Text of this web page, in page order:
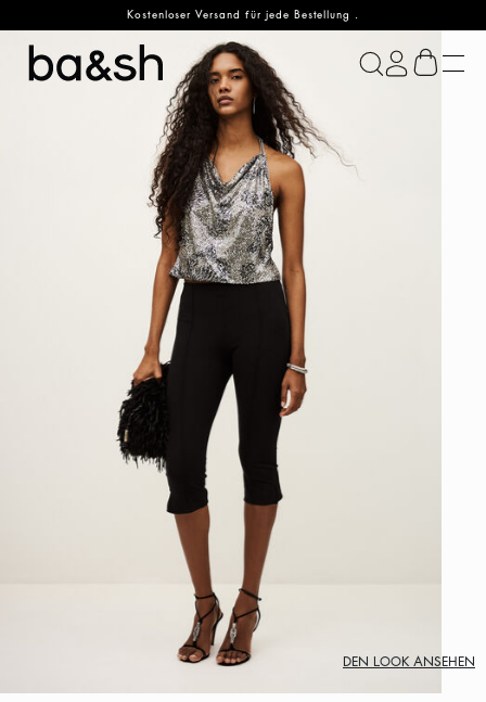
Kostenloser Versand für jede Bestellung .
ba&sh
DEN LOOK ANSEHEN